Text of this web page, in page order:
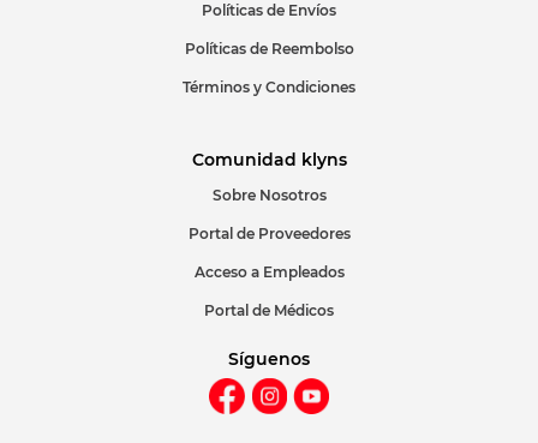
Políticas de Envíos
Políticas de Reembolso
Términos y Condiciones
Comunidad klyns
Sobre Nosotros
Portal de Proveedores
Acceso a Empleados
Portal de Médicos
Síguenos